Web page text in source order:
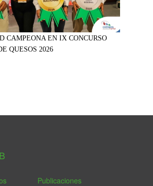
CAMPEONA EN IX CONCURSO
QUESOS 2026
Publicaciones